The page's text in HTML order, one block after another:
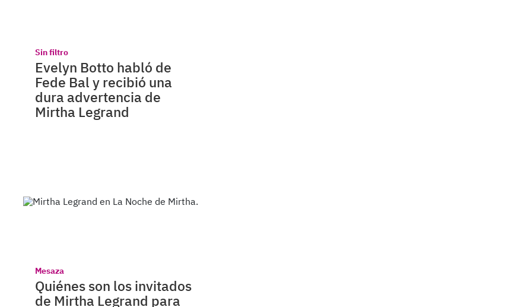
Sin filtro
Evelyn Botto habló de
Fede Bal y recibió una
dura advertencia de
Mirtha Legrand
Mesaza
Quiénes son los invitados
de Mirtha Legrand para